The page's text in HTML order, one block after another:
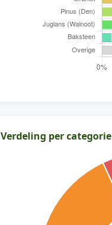
Verdeling per categorie